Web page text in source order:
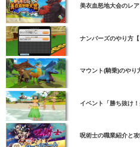
美衣血怒地大会のレ
ナンバーズのやり方【
マウント(騎乗)のやり
イベント「勝ち抜け
呪術士の職業紹介と攻